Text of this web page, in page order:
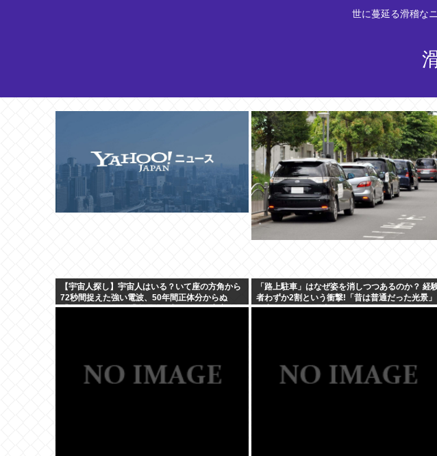
世に蔓延る滑稽な
【宇宙人探し】宇宙人はいる？いて座の方角から
72秒間捉えた強い電波、50年間正体分からぬ
「Wow！信号」…「合理的に考えると、宇宙人か
「路上駐車」はなぜ姿を消しつつあるのか？ 経
者わずか2割という衝撃!「昔は普通だった光景」
が変わり始めた理由とは